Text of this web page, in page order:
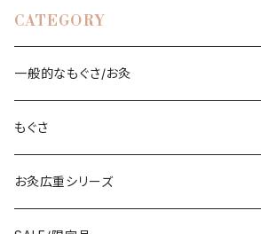
CATEGORY
一般的なもぐさ/お灸
もぐさ
台紙付きお灸/棒灸
もぐさ
直接肌に灸をすえるタイプの透熱灸用もぐさ
お灸広重シリーズ